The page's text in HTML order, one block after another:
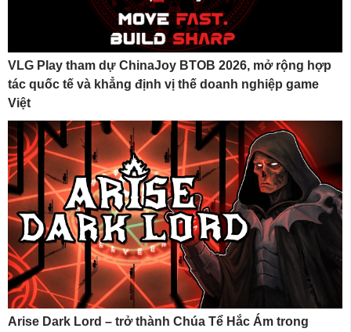
VLG Play tham dự ChinaJoy BTOB 2026, mở rộng hợp
tác quốc tế và khẳng định vị thế doanh nghiệp game
Việt
Arise Dark Lord – trở thành Chúa Tể Hắc Ám trong